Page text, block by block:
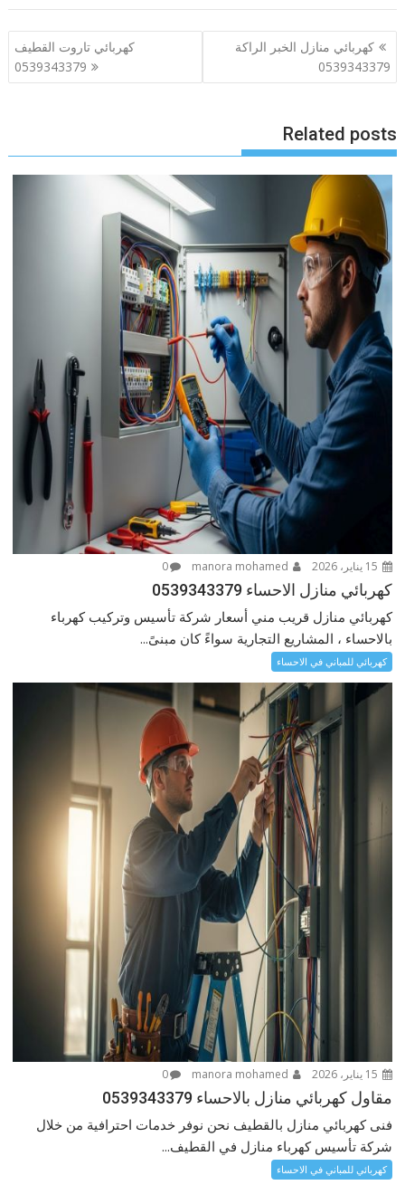
تصفّح
المقالات
كهربائي منازل الخبر الراكة
0539343379
كهربائي تاروت القطيف
0539343379
Related posts
0
كهربائي منازل الاحساء 0539343379
كهربائي منازل قريب مني أسعار شركة تأسيس وتركيب كهرباء
بالاحساء ، المشاريع التجارية سواءً كان مبنىً...
كهربائي للمباني في الاحساء
0
مقاول كهربائي منازل بالاحساء 0539343379
فنى كهربائي منازل بالقطيف نحن نوفر خدمات احترافية من خلال
شركة تأسيس كهرباء منازل في القطيف...
كهربائي للمباني في الاحساء